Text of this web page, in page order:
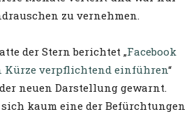
zu vernehmen.
der Stern berichtet „Facebook
verpflichtend einführen“
neuen Darstellung gewarnt.
kaum eine der Befürchtungen